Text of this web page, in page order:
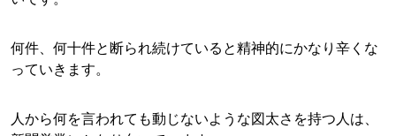
何件、何十件と断られ続けていると精神的にかなり辛くな
っていきます。
人から何を言われても動じないような図太さを持つ人は、